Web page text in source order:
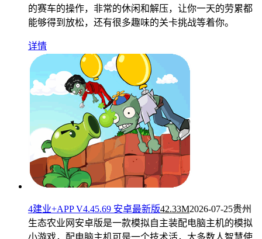
的赛车的操作，非常的休闲和解压，让你一天的劳累都
能够得到放松，还有很多趣味的关卡挑战等着你。
详情
4建业+APP V4.45.69 安卓最新版42.33M2026-07-25贵州
生态农业网安卓版是一款模拟自主装配电脑主机的模拟
小游戏，配电脑主机可是一个技术活，大多数人智慧使